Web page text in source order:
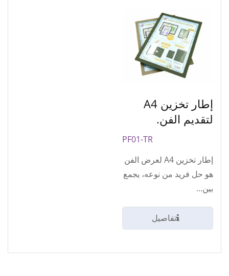
إطار تخزين A4
لتقديم الفن.
PF01-TR
إطار تخزين A4 لعرض الفن
هو حل فريد من نوعه، يجمع
بين...
تفاصيل